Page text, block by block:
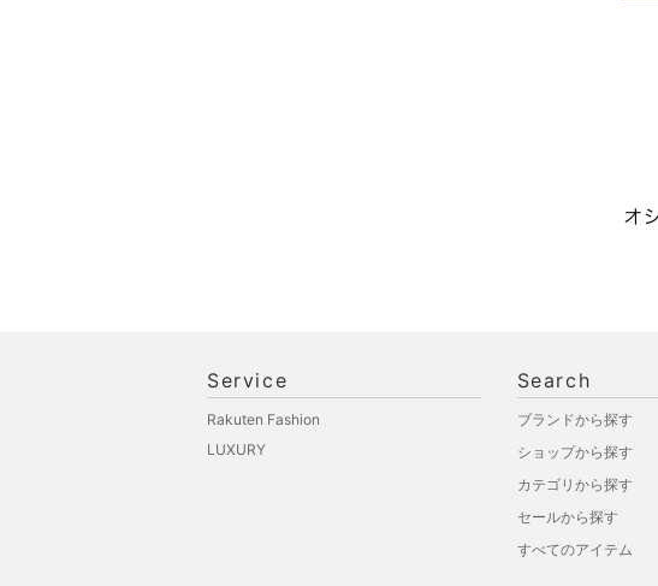
Service
Rakuten Fashion
LUXURY
Search
ブランドから探す
ショップから探す
カテゴリから探す
セールから探す
すべてのアイテム